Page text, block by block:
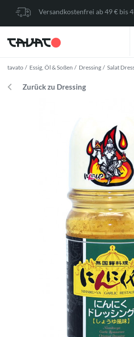
Versandkostenfrei ab 49 € bis
tavato Essig, Öl & Soßen Dressing Salat
Zurück zu Dressing